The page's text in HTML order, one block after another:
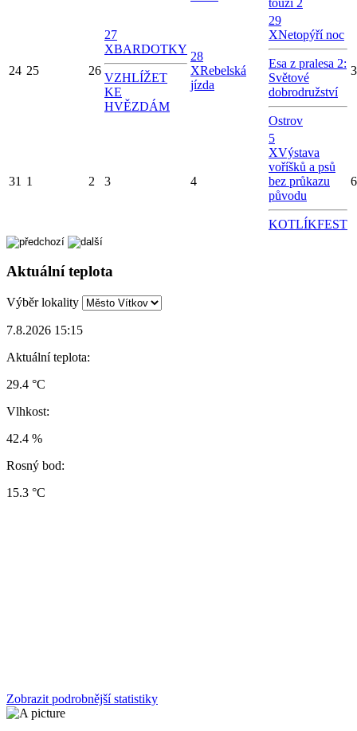
24 25 26
27
XBARDOTKY
VZHLÍŽET
KE
HVĚZDÁM
28
XRebelská
jízda
29
XNetopýří noc
Esa z pralesa 2:
Světové
dobrodružství
Ostrov
31 1 2 3 4
5
XVýstava
voříšků a psů
bez průkazu
původu
KOTLÍKFEST
6
Aktuální teplota
Výběr lokality
7.8.2026 15:15
Aktuální teplota:
29.4 °C
Vlhkost:
42.4 %
Rosný bod:
15.3 °C
Zobrazit podrobnější statistiky